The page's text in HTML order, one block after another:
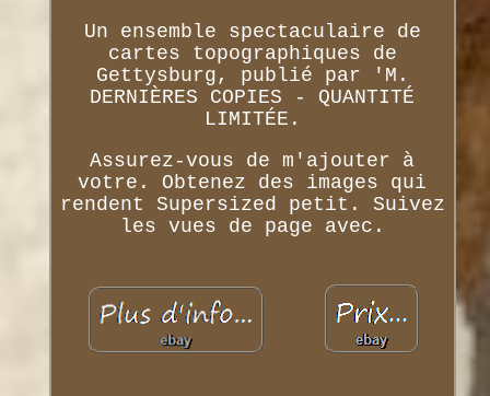
Un ensemble spectaculaire de
cartes topographiques de
Gettysburg, publié par 'M.
DERNIÈRES COPIES - QUANTITÉ
LIMITÉE.
Assurez-vous de m'ajouter à
votre. Obtenez des images qui
rendent Supersized petit. Suivez
les vues de page avec.